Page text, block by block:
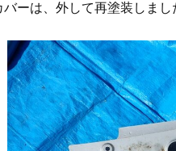
ーは、外して再塗装しまし